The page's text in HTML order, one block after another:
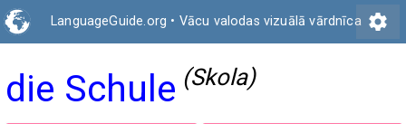
LanguageGuide.org • Vācu valodas vizuālā vārdnīca settings
die Schule (Skola)